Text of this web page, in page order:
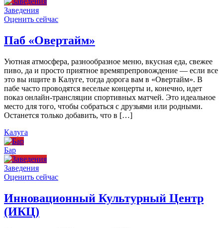
Заведения
Оценить сейчас
Паб «Овертайм»
Уютная атмосфера, разнообразное меню, вкусная еда, свежее
пиво, да и просто приятное времяпрепровождение — если все
это вы ищите в Калуге, тогда дорога вам в «Овертайм». В
пабе часто проводятся веселые концерты и, конечно, идет
показ онлайн-трансляции спортивных матчей. Это идеальное
место для того, чтобы собраться с друзьями или родными.
Останется только добавить, что в […]
Калуга
Бар
Заведения
Оценить сейчас
Инновационный Культурный Центр
(ИКЦ)